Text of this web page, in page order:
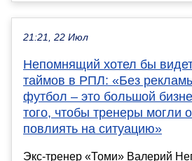
21:21, 22 Июл
Непомнящий хотел бы
таймов в РПЛ: «Без
футбол – это большой
того, чтобы тренеры могли
повлиять на ситуацию»
Экс-тренер «Томи» Валерий